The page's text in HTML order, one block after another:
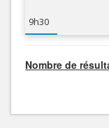
9h30
Nombre de